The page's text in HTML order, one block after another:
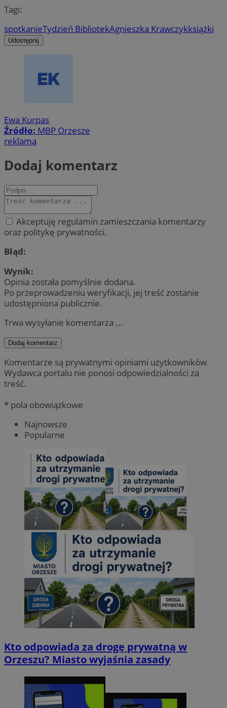
Tagi:
spotkanieTydzień BibliotekAgnieszka Krawczykksiążki
Udostępnij
Ewa Kurpas
Źródło: MBP Orzesze
reklama
Dodaj komentarz
Akceptuję regulamin zamieszczania komentarzy
oraz politykę prywatności.
Błąd:
Wynik:
Opinia została pomyślnie dodana.
Po przeprowadzeniu weryfikacji, jej treść zostanie
udostępniona publicznie.
Trwa wysyłanie komentarza ...
Dodaj komentarz
Komentarze są prywatnymi opiniami użytkowników.
Wydawca portalu nie ponosi odpowiedzialności za
treść.
* pola obowiązkowe
Najnowsze
Popularne
Kto odpowiada za drogę prywatną w
Orzeszu? Miasto wyjaśnia zasady